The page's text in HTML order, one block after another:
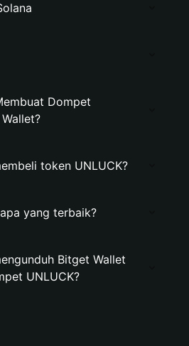
Dompet
token UNLUCK?
yang terbaik?
Bitget Wallet
UNLUCK?